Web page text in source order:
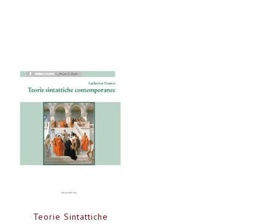
Teorie Sintattiche